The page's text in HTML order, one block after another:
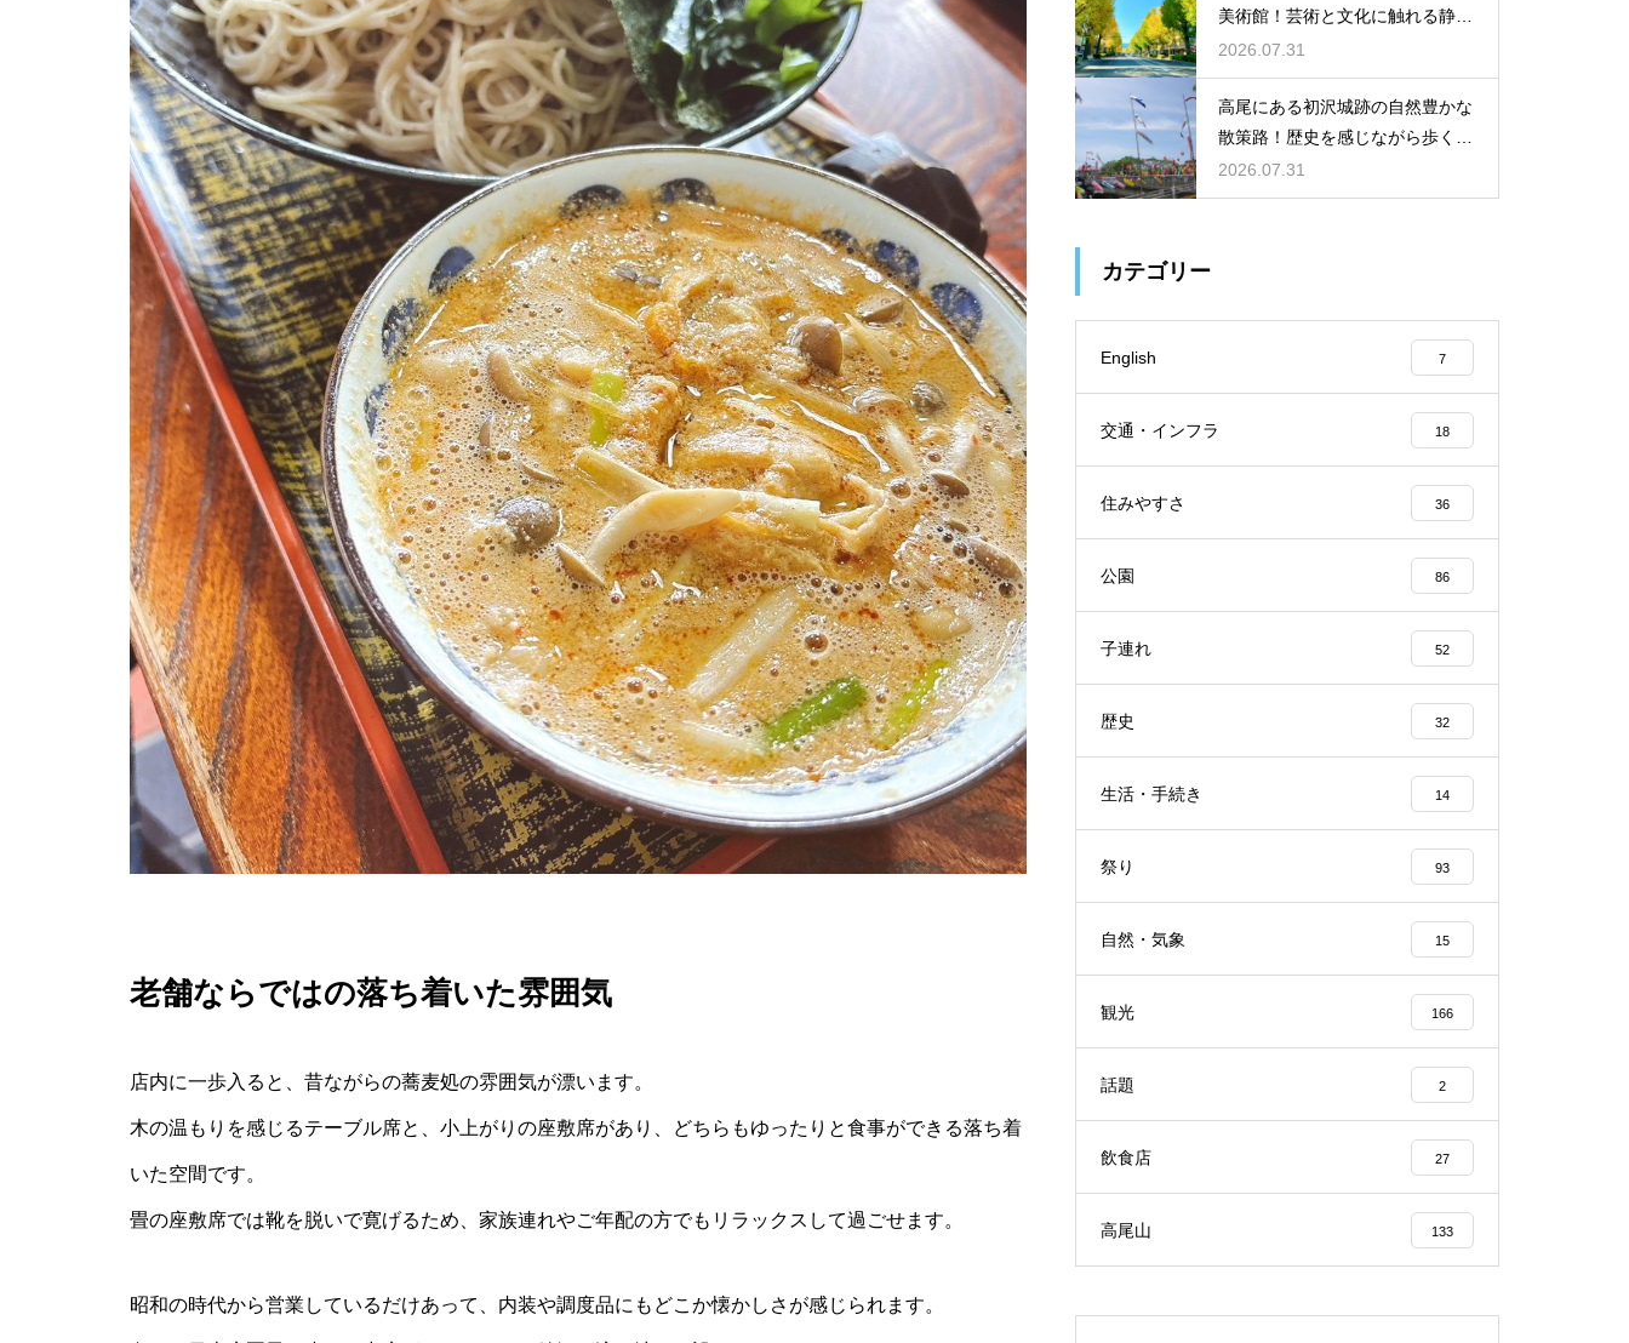
老舗ならではの落ち着いた雰囲気
店内に一歩入ると、昔ながらの蕎麦処の雰囲気が漂います。
木の温もりを感じるテーブル席と、小上がりの座敷席があり、どちらもゆったりと食事ができる落ち着
いた空間です。
畳の座敷席では靴を脱いで寛げるため、家族連れやご年配の方でもリラックスして過ごせます。
昭和の時代から営業しているだけあって、内装や調度品にもどこか懐かしさが感じられます。
美術館！芸術と文化に触れる静か
なひと時
2026.07.31
高尾にある初沢城跡の自然豊かな
散策路！歴史を感じながら歩くハ
イキング
2026.07.31
カテゴリー
English 7
交通・インフラ 18
住みやすさ 36
公園 86
子連れ 52
歴史 32
生活・手続き 14
祭り 93
自然・気象 15
観光 166
話題 2
飲食店 27
高尾山 133